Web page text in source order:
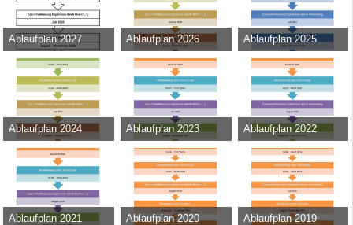
Ablaufplan 2027
Admin-11. Mai 2026
0
Ablaufplan 2026
Admin-13. Februar 2025
Ablaufplan 2025
Admin-13. März 2024
Ablaufplan 2024
Admin-15. März 2023
Ablaufplan 2023
Admin-17. Juni 2022
43.752
0
Ablaufplan 2022
Admin-8. Juni 2021
31.132
0
Ablaufplan 2021 Ablaufplan 2020 Ablaufplan 2019